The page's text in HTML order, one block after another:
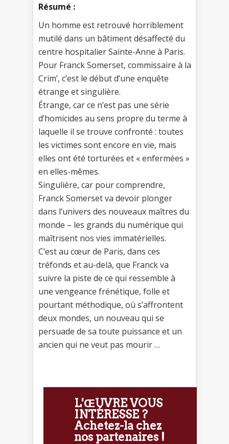
Résumé :
Un homme est retrouvé horriblement
mutilé dans un bâtiment désaffecté du
centre hospitalier Sainte-Anne à Paris.
Pour Franck Somerset, commissaire à la
Crim’, c’est le début d’une enquête
étrange et singulière.
Étrange, car ce n’est pas une série
d’homicides au sens propre du terme à
laquelle il se trouve confronté : toutes
les victimes sont encore en vie, mais
elles ont été torturées et « enfermées »
en elles-mêmes.
Singulière, car pour comprendre,
Franck Somerset va devoir plonger
dans l’univers des nouveaux maîtres du
monde – les grands du numérique qui
maîtrisent nos vies immatérielles.
C’est au cœur de Paris, dans ces
tréfonds et au-delà, que Franck va
suivre la piste de ce qui ressemble à
une vengeance frénétique, folle et
pourtant méthodique, où s’affrontent
deux mondes, un nouveau qui se
persuade de sa toute puissance et un
ancien qui ne veut pas mourir …
L'ŒUVRE VOUS
INTÉRESSE ?
Achetez-la chez
nos partenaires !